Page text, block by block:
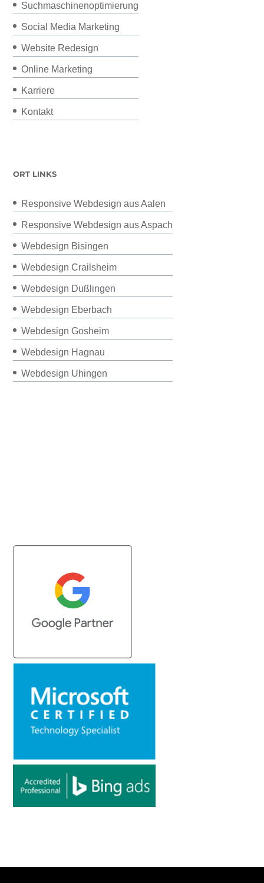
Suchmaschinenoptimierung
Social Media Marketing
Website Redesign
Online Marketing
Karriere
Kontakt
ORT LINKS
Responsive Webdesign aus Aalen
Responsive Webdesign aus Aspach
Webdesign Bisingen
Webdesign Crailsheim
Webdesign Dußlingen
Webdesign Eberbach
Webdesign Gosheim
Webdesign Hagnau
Webdesign Uhingen